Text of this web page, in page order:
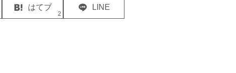
はてブ
2
LINE